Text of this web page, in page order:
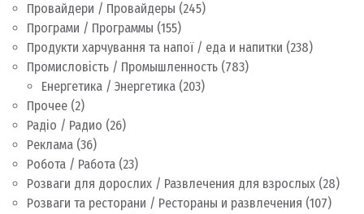
Провайдери / Провайдеры (245)
Програми / Программы (155)
Продукти харчування та напої / еда и напитки (238)
Промисловість / Промышленность (783)
Енергетика / Энергетика (203)
Прочее (2)
Радіо / Радио (26)
Реклама (36)
Робота / Работа (23)
Розваги для дорослих / Развлечения для взрослых (28)
Розваги та ресторани / Рестораны и развлечения (107)